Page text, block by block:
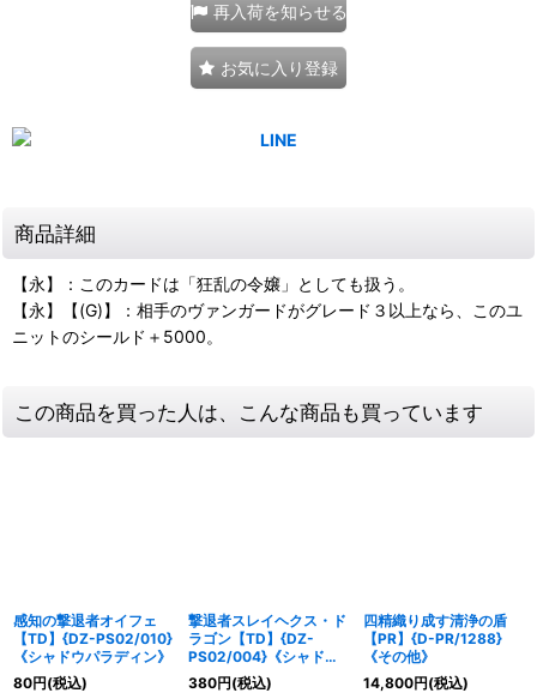
再入荷を知らせる
お気に入り登録
商品詳細
【永】：このカードは「狂乱の令嬢」としても扱う。
【永】【(G)】：相手のヴァンガードがグレード３以上なら、このユ
ニットのシールド＋5000。
この商品を買った人は、こんな商品も買っています
感知の撃退者オイフェ
【TD】{DZ-PS02/010}
《シャドウパラディン》
80円(税込)
撃退者スレイヘクス・ド
ラゴン【TD】{DZ-
PS02/004}《シャドウ
パラディン》
380円(税込)
四精織り成す清浄の盾
【PR】{D-PR/1288}
《その他》
14,800円(税込)